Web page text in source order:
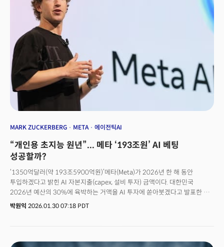
흐름으로 연결되고 있음을 보여줬다. 필자는 기조강연에서 "AI는 더 이상
스크린 안에 머무르지 않는다"는 메시지를 전했다. 그 메시지를 가장 생생하게
증명한 것은 강연장이 아니라 전시장 그 자체였다. 층마다 펼쳐진 부스들은
AI가 어떻게 현실의 몸을 입고 있는지를 데이터가 아닌 실물로 보여주고
있었다.🚀 더밀크 멤버 가입하고 주 3~4회 뷰스레터 무료로 받아보기
MARK ZUCKERBERG META 에이전틱AI
“개인용 초지능 원년”... 메타 ‘193조원’ AI 베팅
성공할까?
‘1350억달러(약 193조5900억원)’메타(Meta)가 2026년 한 해 동안
투입하겠다고 밝힌 AI 자본지출(capex, 설비 투자) 금액이다. 대한민국
2026년 예산의 30%에 육박하는 거액을 AI 투자에 쏟아붓겠다고 발표한 것.
이는 메타가 2025년 지출한 금액(722억달러)의 두 배에 달한다. 1월 28일 장
베팅하고 있는지 상징적으로 보여줬다. 메타의 과감한 베팅에 힘입어 29일
박원익 2026.01.30 07:18 PDT